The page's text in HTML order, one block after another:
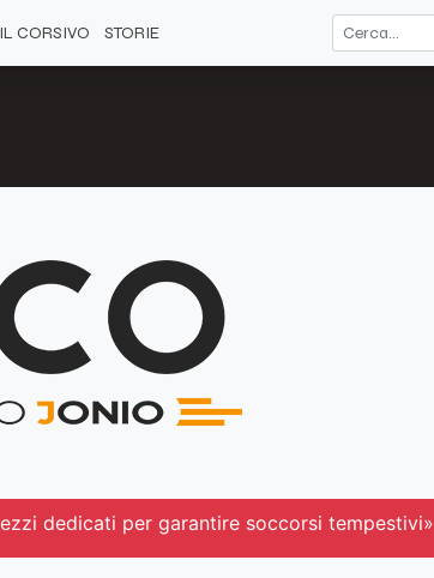
IL CORSIVO STORIE
dedicati per garantire soccorsi tempestivi»